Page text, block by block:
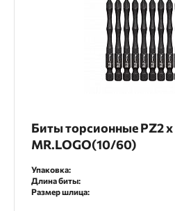
Биты торсионные PZ2
MR.LOGO(10/60)
Упаковка:
Длина биты:
Размер шлица: